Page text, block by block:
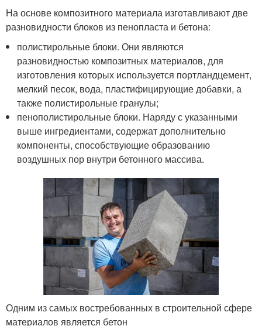
На основе композитного материала изготавливают две
разновидности блоков из пенопласта и бетона:
полистирольные блоки. Они являются
разновидностью композитных материалов, для
изготовления которых используется портландцемент,
мелкий песок, вода, пластифицирующие добавки, а
также полистирольные гранулы;
пенополистирольные блоки. Наряду с указанными
выше ингредиентами, содержат дополнительно
компоненты, способствующие образованию
воздушных пор внутри бетонного массива.
Одним из самых востребованных в строительной сфере
материалов является бетон